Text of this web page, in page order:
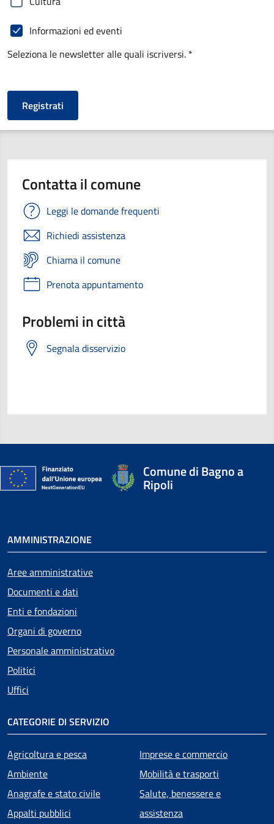
Informazioni ed eventi
Seleziona le newsletter alle quali iscriversi. *
Contatta il comune
Leggi le domande frequenti
Richiedi assistenza
Chiama il comune
Prenota appuntamento
Problemi in città
Segnala disservizio
Comune di Bagno a
Ripoli
AMMINISTRAZIONE
Aree amministrative
Documenti e dati
Enti e fondazioni
Organi di governo
Personale amministrativo
Politici
Uffici
CATEGORIE DI SERVIZIO
Agricoltura e pesca
Ambiente
Anagrafe e stato civile
Appalti pubblici
Imprese e commercio
Mobilità e trasporti
Salute, benessere e
assistenza